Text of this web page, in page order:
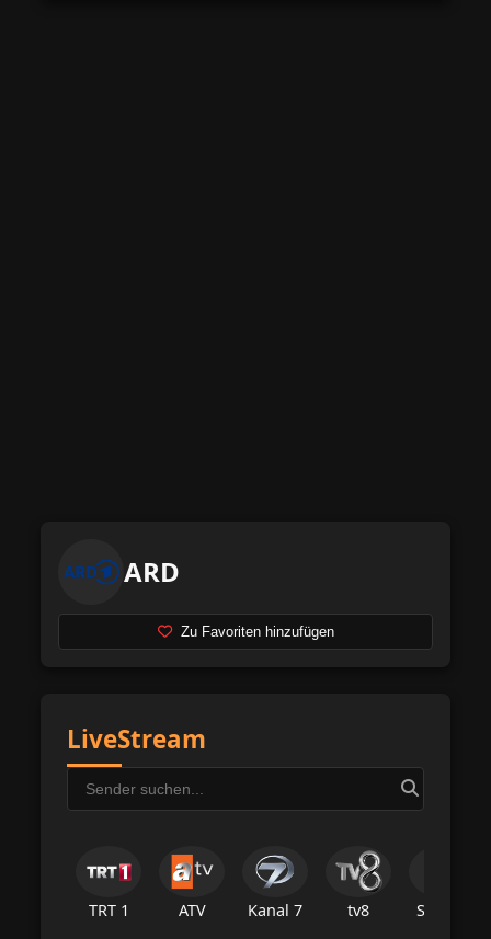
ARD
Zu Favoriten hinzufügen
LiveStream
TRT 1 ATV Kanal 7 tv8 Star Tv